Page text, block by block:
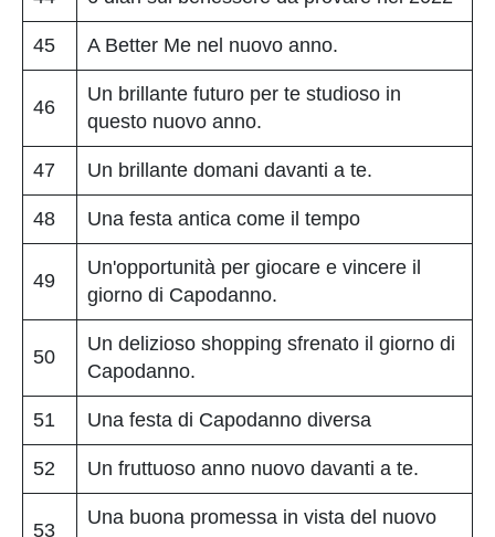
45 A Better Me nel nuovo anno.
46
Un brillante futuro per te studioso in
questo nuovo anno.
47 Un brillante domani davanti a te.
48 Una festa antica come il tempo
49
Un'opportunità per giocare e vincere il
giorno di Capodanno.
50
Un delizioso shopping sfrenato il giorno di
Capodanno.
51 Una festa di Capodanno diversa
52 Un fruttuoso anno nuovo davanti a te.
53
Una buona promessa in vista del nuovo